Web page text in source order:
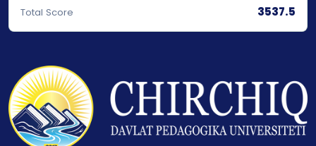
Total Score 3537.5